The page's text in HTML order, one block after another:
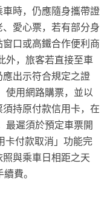
時，仍應隨身攜帶證
愛心票，若有部分身
口或高鐵合作便利商
外，旅客若直接至車
出示符合規定之證
使用網路購票，並以
持原付款信用卡，在
最遲須於預定車票開
卡付款取消」功能完
與乘車日相距之天
費。